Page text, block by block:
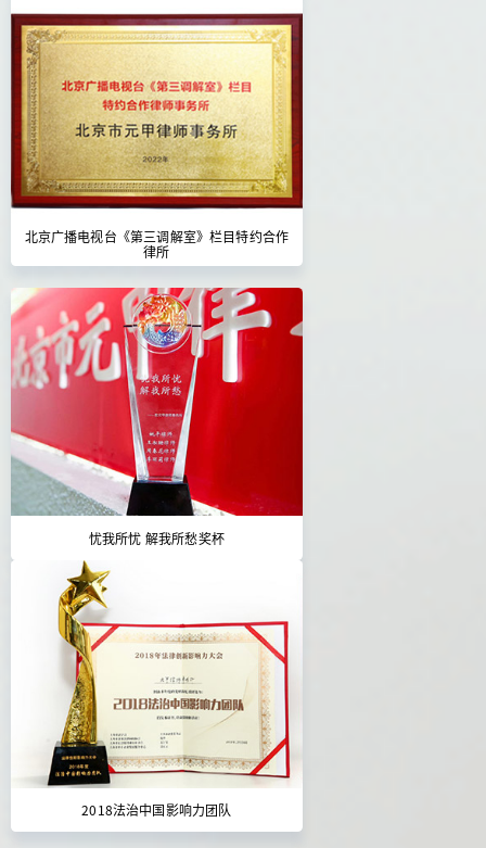
北京广播电视台《第三调解室》栏目特约合作
律所
忧我所忧 解我所愁奖杯
2018法治中国影响力团队